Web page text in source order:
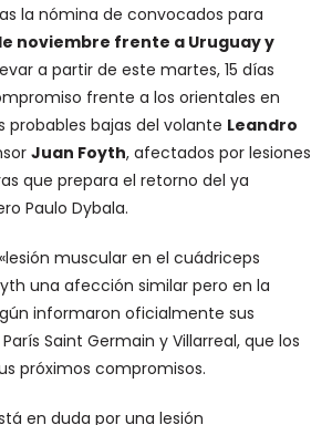
la nómina de convocados para
noviembre frente a Uruguay y
a partir de este martes, 15 días
frente a los orientales en
probables bajas del volante Leandro
Juan Foyth, afectados por lesiones
que prepara el retorno del ya
Paulo Dybala.
muscular en el cuádriceps
una afección similar pero en la
informaron oficialmente sus
Saint Germain y Villarreal, que los
próximos compromisos.
en duda por una lesión